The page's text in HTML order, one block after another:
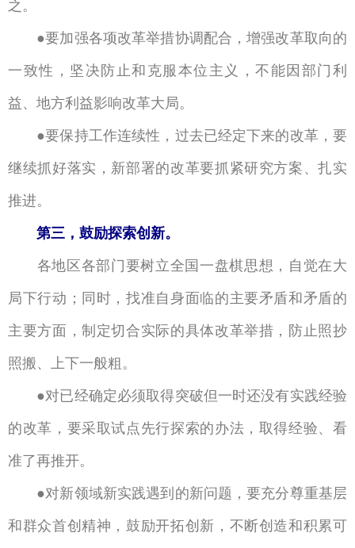
之。
●要加强各项改革举措协调配合，增强改革取向的
一致性，坚决防止和克服本位主义，不能因部门利
益、地方利益影响改革大局。
●要保持工作连续性，过去已经定下来的改革，要
继续抓好落实，新部署的改革要抓紧研究方案、扎实
推进。
第三，鼓励探索创新。
各地区各部门要树立全国一盘棋思想，自觉在大
局下行动；同时，找准自身面临的主要矛盾和矛盾的
主要方面，制定切合实际的具体改革举措，防止照抄
照搬、上下一般粗。
●对已经确定必须取得突破但一时还没有实践经验
的改革，要采取试点先行探索的办法，取得经验、看
准了再推开。
●对新领域新实践遇到的新问题，要充分尊重基层
和群众首创精神，鼓励开拓创新，不断创造和积累可